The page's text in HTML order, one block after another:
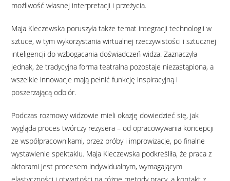
możliwość własnej interpretacji i przeżycia.
Maja Kleczewska poruszyła także temat integracji technologii w
sztuce, w tym wykorzystania wirtualnej rzeczywistości i sztucznej
inteligencji do wzbogacania doświadczeń widza. Zaznaczyła
jednak, że tradycyjna forma teatralna pozostaje niezastąpiona, a
wszelkie innowacje mają pełnić funkcję inspiracyjną i
poszerzającą odbiór.
Podczas rozmowy widzowie mieli okazję dowiedzieć się, jak
wygląda proces twórczy reżysera – od opracowywania koncepcji
ze współpracownikami, przez próby i improwizacje, po finalne
wystawienie spektaklu. Maja Kleczewska podkreśliła, że praca z
aktorami jest procesem indywidualnym, wymagającym